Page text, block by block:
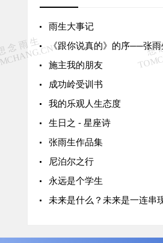
雨生大事记
《跟你说真的》的序──张雨
施主我的朋友
成功岭受训书
我的乐观人生态度
生日之 - 星座诗
张雨生作品集
尼泊尔之行
永远是个学生
未来是什么？未来是一连串